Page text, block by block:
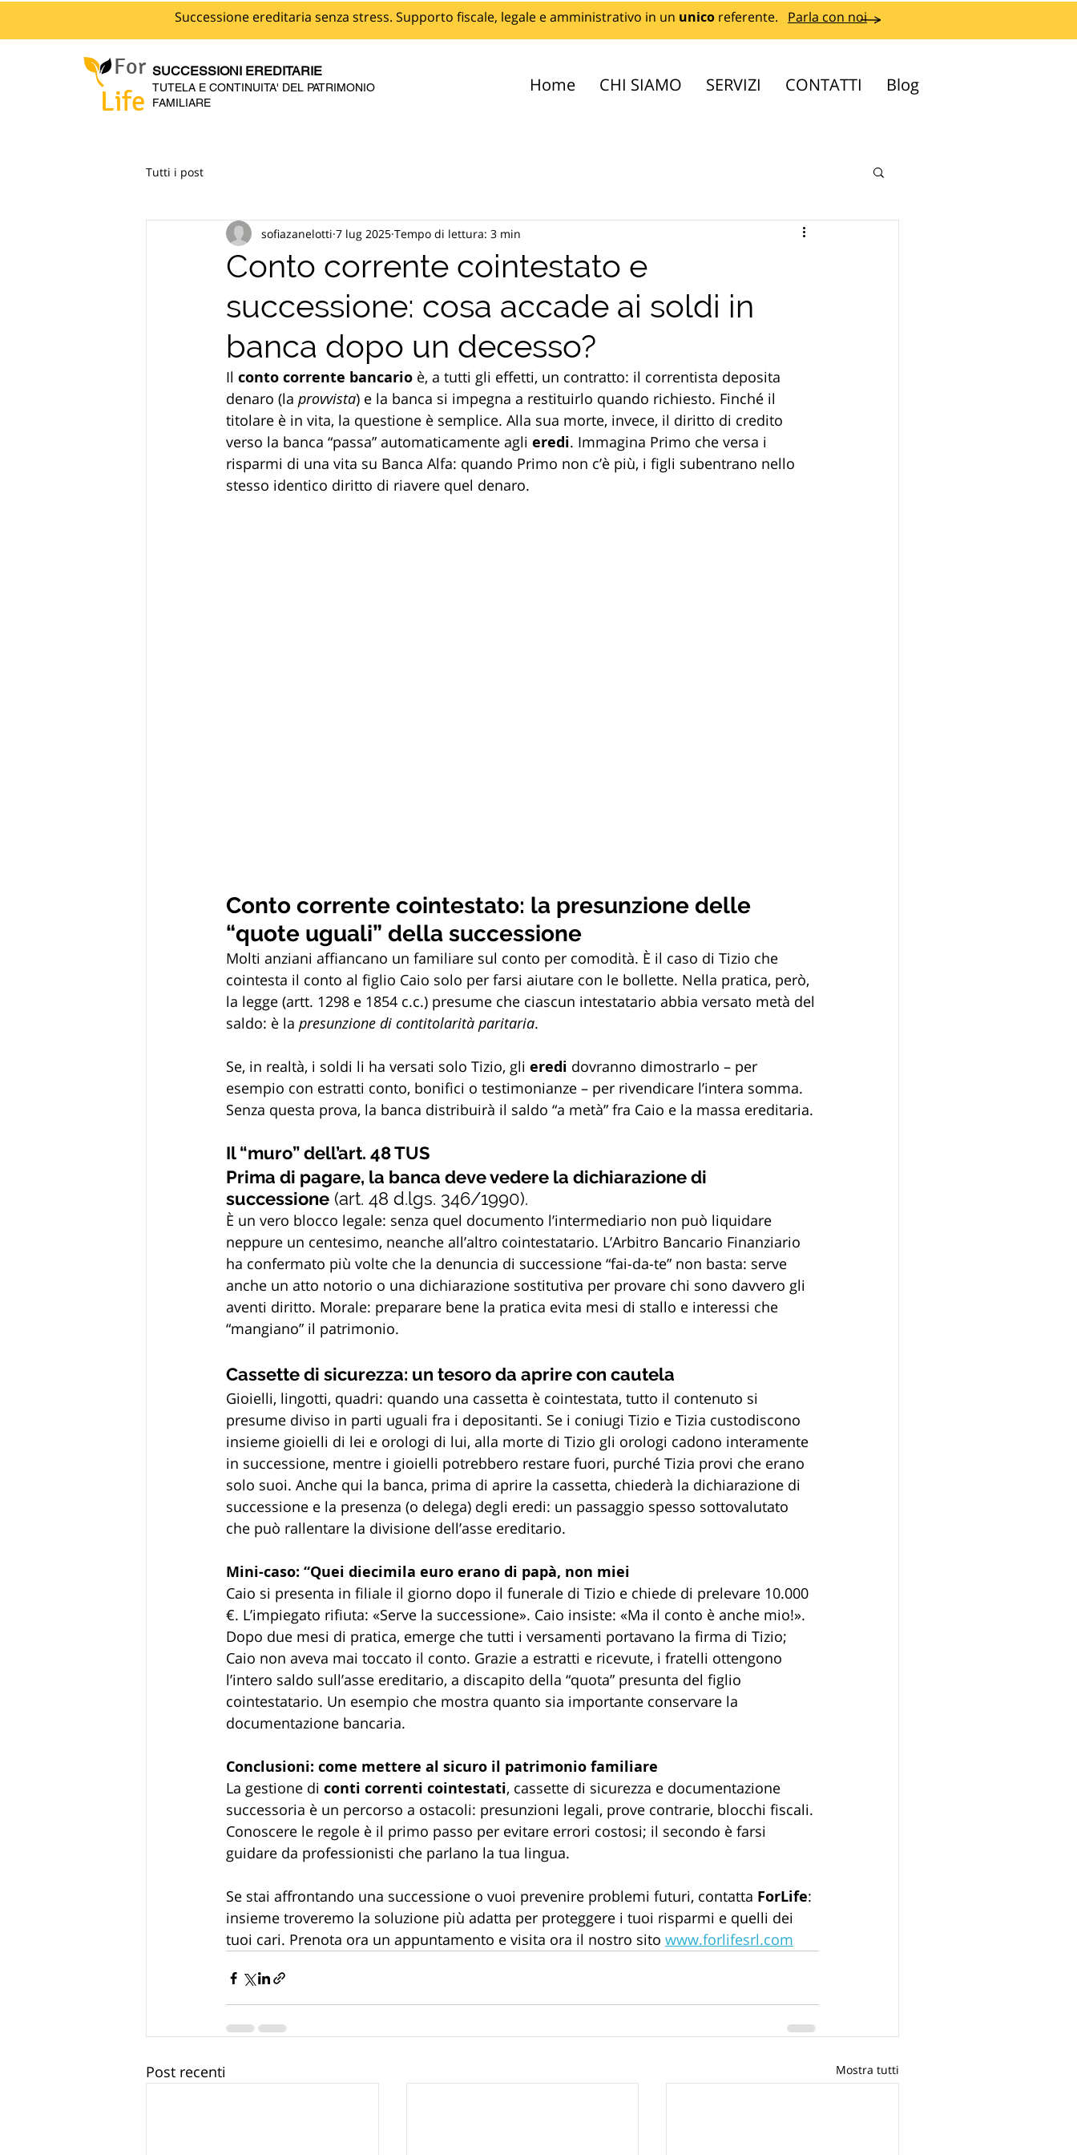
Successione ereditaria senza stress. Supporto fiscale, legale e amministrativo in un unico referente. Parla con noi
For
Life
SUCCESSIONI EREDITARIE
TUTELA E CONTINUITA' DEL PATRIMONIO
FAMILIARE
Home CHI SIAMO SERVIZI CONTATTI Blog
Tutti i post
Conto corrente cointestato e
successione: cosa accade ai soldi in
banca dopo un decesso?
sofiazanelotti 7 lug 2025 Tempo di lettura: 3 min
Il conto corrente bancario è, a tutti gli effetti, un contratto: il correntista deposita
denaro (la provvista) e la banca si impegna a restituirlo quando richiesto. Finché il
titolare è in vita, la questione è semplice. Alla sua morte, invece, il diritto di credito
verso la banca “passa” automaticamente agli eredi. Immagina Primo che versa i
risparmi di una vita su Banca Alfa: quando Primo non c’è più, i figli subentrano nello
stesso identico diritto di riavere quel denaro.
Conto corrente cointestato: la presunzione delle
“quote uguali” della successione
Molti anziani affiancano un familiare sul conto per comodità. È il caso di Tizio che
cointesta il conto al figlio Caio solo per farsi aiutare con le bollette. Nella pratica, però,
la legge (artt. 1298 e 1854 c.c.) presume che ciascun intestatario abbia versato metà del
saldo: è la presunzione di contitolarità paritaria.
Se, in realtà, i soldi li ha versati solo Tizio, gli eredi dovranno dimostrarlo – per
esempio con estratti conto, bonifici o testimonianze – per rivendicare l’intera somma.
Senza questa prova, la banca distribuirà il saldo “a metà” fra Caio e la massa ereditaria.
Il “muro” dell’art. 48 TUS
Prima di pagare, la banca deve vedere la dichiarazione di
successione (art. 48 d.lgs. 346/1990).
È un vero blocco legale: senza quel documento l’intermediario non può liquidare
neppure un centesimo, neanche all’altro cointestatario. L’Arbitro Bancario Finanziario
ha confermato più volte che la denuncia di successione “fai-da-te” non basta: serve
anche un atto notorio o una dichiarazione sostitutiva per provare chi sono davvero gli
aventi diritto. Morale: preparare bene la pratica evita mesi di stallo e interessi che
“mangiano” il patrimonio.
Cassette di sicurezza: un tesoro da aprire con cautela
Gioielli, lingotti, quadri: quando una cassetta è cointestata, tutto il contenuto si
presume diviso in parti uguali fra i depositanti. Se i coniugi Tizio e Tizia custodiscono
insieme gioielli di lei e orologi di lui, alla morte di Tizio gli orologi cadono interamente
in successione, mentre i gioielli potrebbero restare fuori, purché Tizia provi che erano
solo suoi. Anche qui la banca, prima di aprire la cassetta, chiederà la dichiarazione di
successione e la presenza (o delega) degli eredi: un passaggio spesso sottovalutato
che può rallentare la divisione dell’asse ereditario.
Mini-caso: “Quei diecimila euro erano di papà, non miei
Caio si presenta in filiale il giorno dopo il funerale di Tizio e chiede di prelevare 10.000
€. L’impiegato rifiuta: «Serve la successione». Caio insiste: «Ma il conto è anche mio!».
Dopo due mesi di pratica, emerge che tutti i versamenti portavano la firma di Tizio;
Caio non aveva mai toccato il conto. Grazie a estratti e ricevute, i fratelli ottengono
l’intero saldo sull’asse ereditario, a discapito della “quota” presunta del figlio
cointestatario. Un esempio che mostra quanto sia importante conservare la
documentazione bancaria.
Conclusioni: come mettere al sicuro il patrimonio familiare
La gestione di conti correnti cointestati, cassette di sicurezza e documentazione
successoria è un percorso a ostacoli: presunzioni legali, prove contrarie, blocchi fiscali.
Conoscere le regole è il primo passo per evitare errori costosi; il secondo è farsi
guidare da professionisti che parlano la tua lingua.
Se stai affrontando una successione o vuoi prevenire problemi futuri, contatta ForLife:
insieme troveremo la soluzione più adatta per proteggere i tuoi risparmi e quelli dei
tuoi cari. Prenota ora un appuntamento e visita ora il nostro sito www.forlifesrl.com
Post recenti Mostra tutti